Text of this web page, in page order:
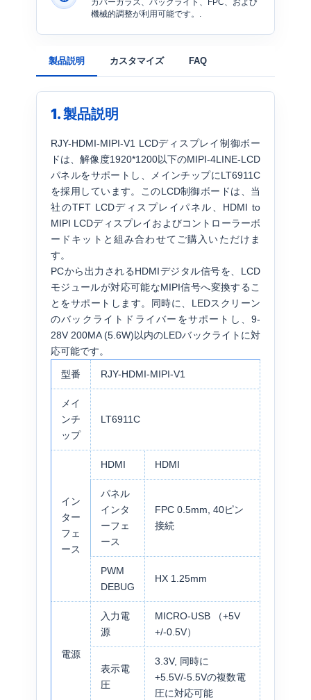
カバーガラス、バックライト、FPC、および
機械的調整が利用可能です。.
製品説明 カスタマイズ FAQ
1. 製品説明
RJY-HDMI-MIPI-V1 LCDディスプレイ制御ボー
ドは、解像度1920*1200以下のMIPI-4LINE-LCD
パネルをサポートし、メインチップにLT6911C
を採用しています。このLCD制御ボードは、当
社のTFT LCDディスプレイパネル、HDMI to
MIPI LCDディスプレイおよびコントローラーボ
ードキットと組み合わせてご購入いただけま
す。
PCから出力されるHDMIデジタル信号を、LCD
モジュールが対応可能なMIPI信号へ変換するこ
とをサポートします。同時に、LEDスクリーン
のバックライトドライバーをサポートし、9-
28V 200MA (5.6W)以内のLEDバックライトに対
応可能です。
型番 RJY-HDMI-MIPI-V1
メイ
ンチ
ップ
LT6911C
イン
ター
フェ
ース
HDMI HDMI
パネル
インタ
ーフェ
ース
FPC 0.5mm, 40ピン
接続
PWM
DEBUG
HX 1.25mm
電源
入力電
源
MICRO-USB （+5V
+/-0.5V）
表示電
圧
3.3V, 同時に
+5.5V/-5.5Vの複数電
圧に対応可能